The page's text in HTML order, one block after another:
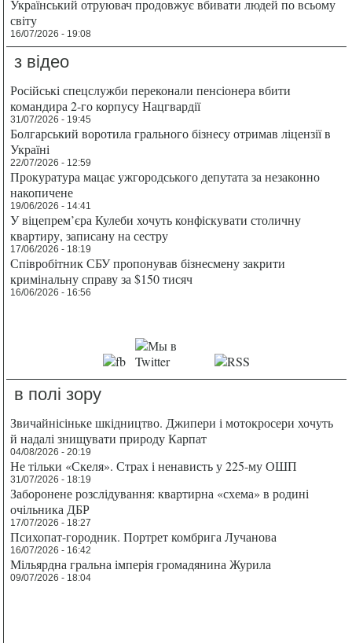
Український отруювач продовжує вбивати людей по всьому
світу
16/07/2026 - 19:08
з відео
Російські спецслужби переконали пенсіонера вбити
командира 2-го корпусу Нацгвардії
31/07/2026 - 19:45
Болгарський воротила грального бізнесу отримав ліцензії в
Україні
22/07/2026 - 12:59
Прокуратура мацає ужгородського депутата за незаконно
накопичене
19/06/2026 - 14:41
У віцепрем’єра Кулеби хочуть конфіскувати столичну
квартиру, записану на сестру
17/06/2026 - 18:19
Співробітник СБУ пропонував бізнесмену закрити
кримінальну справу за $150 тисяч
16/06/2026 - 16:56
в полі зору
Звичайнісіньке шкідництво. Джипери і мотокросери хочуть
й надалі знищувати природу Карпат
04/08/2026 - 20:19
Не тільки «Скеля». Страх і ненависть у 225-му ОШП
31/07/2026 - 18:19
Заборонене розслідування: квартирна «схема» в родині
очільника ДБР
17/07/2026 - 18:27
Психопат-городник. Портрет комбрига Лучанова
16/07/2026 - 16:42
Мільярдна гральна імперія громадянина Журила
09/07/2026 - 18:04